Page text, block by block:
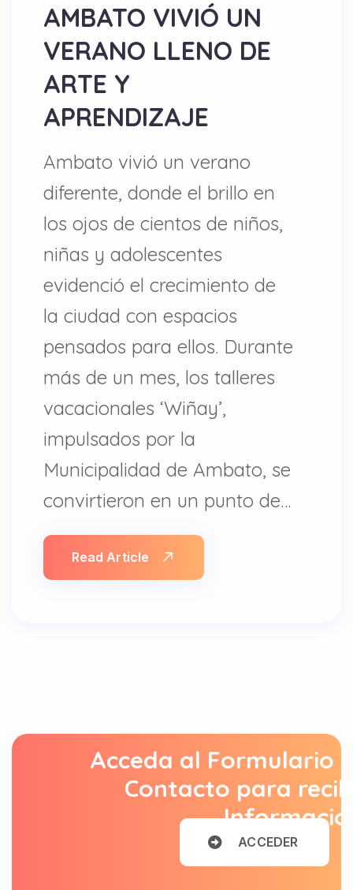
AMBATO VIVIÓ UN
VERANO LLENO DE
ARTE Y
APRENDIZAJE
Ambato vivió un verano
diferente, donde el brillo en
los ojos de cientos de niños,
niñas y adolescentes
evidenció el crecimiento de
la ciudad con espacios
pensados para ellos. Durante
más de un mes, los talleres
vacacionales ‘Wiñay’,
impulsados por la
Municipalidad de Ambato, se
convirtieron en un punto de…
Read Article
Acceda al Formulario
Contacto para
ACCEDER